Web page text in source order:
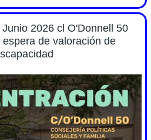
2026 cl O'Donnell 50
de valoración de